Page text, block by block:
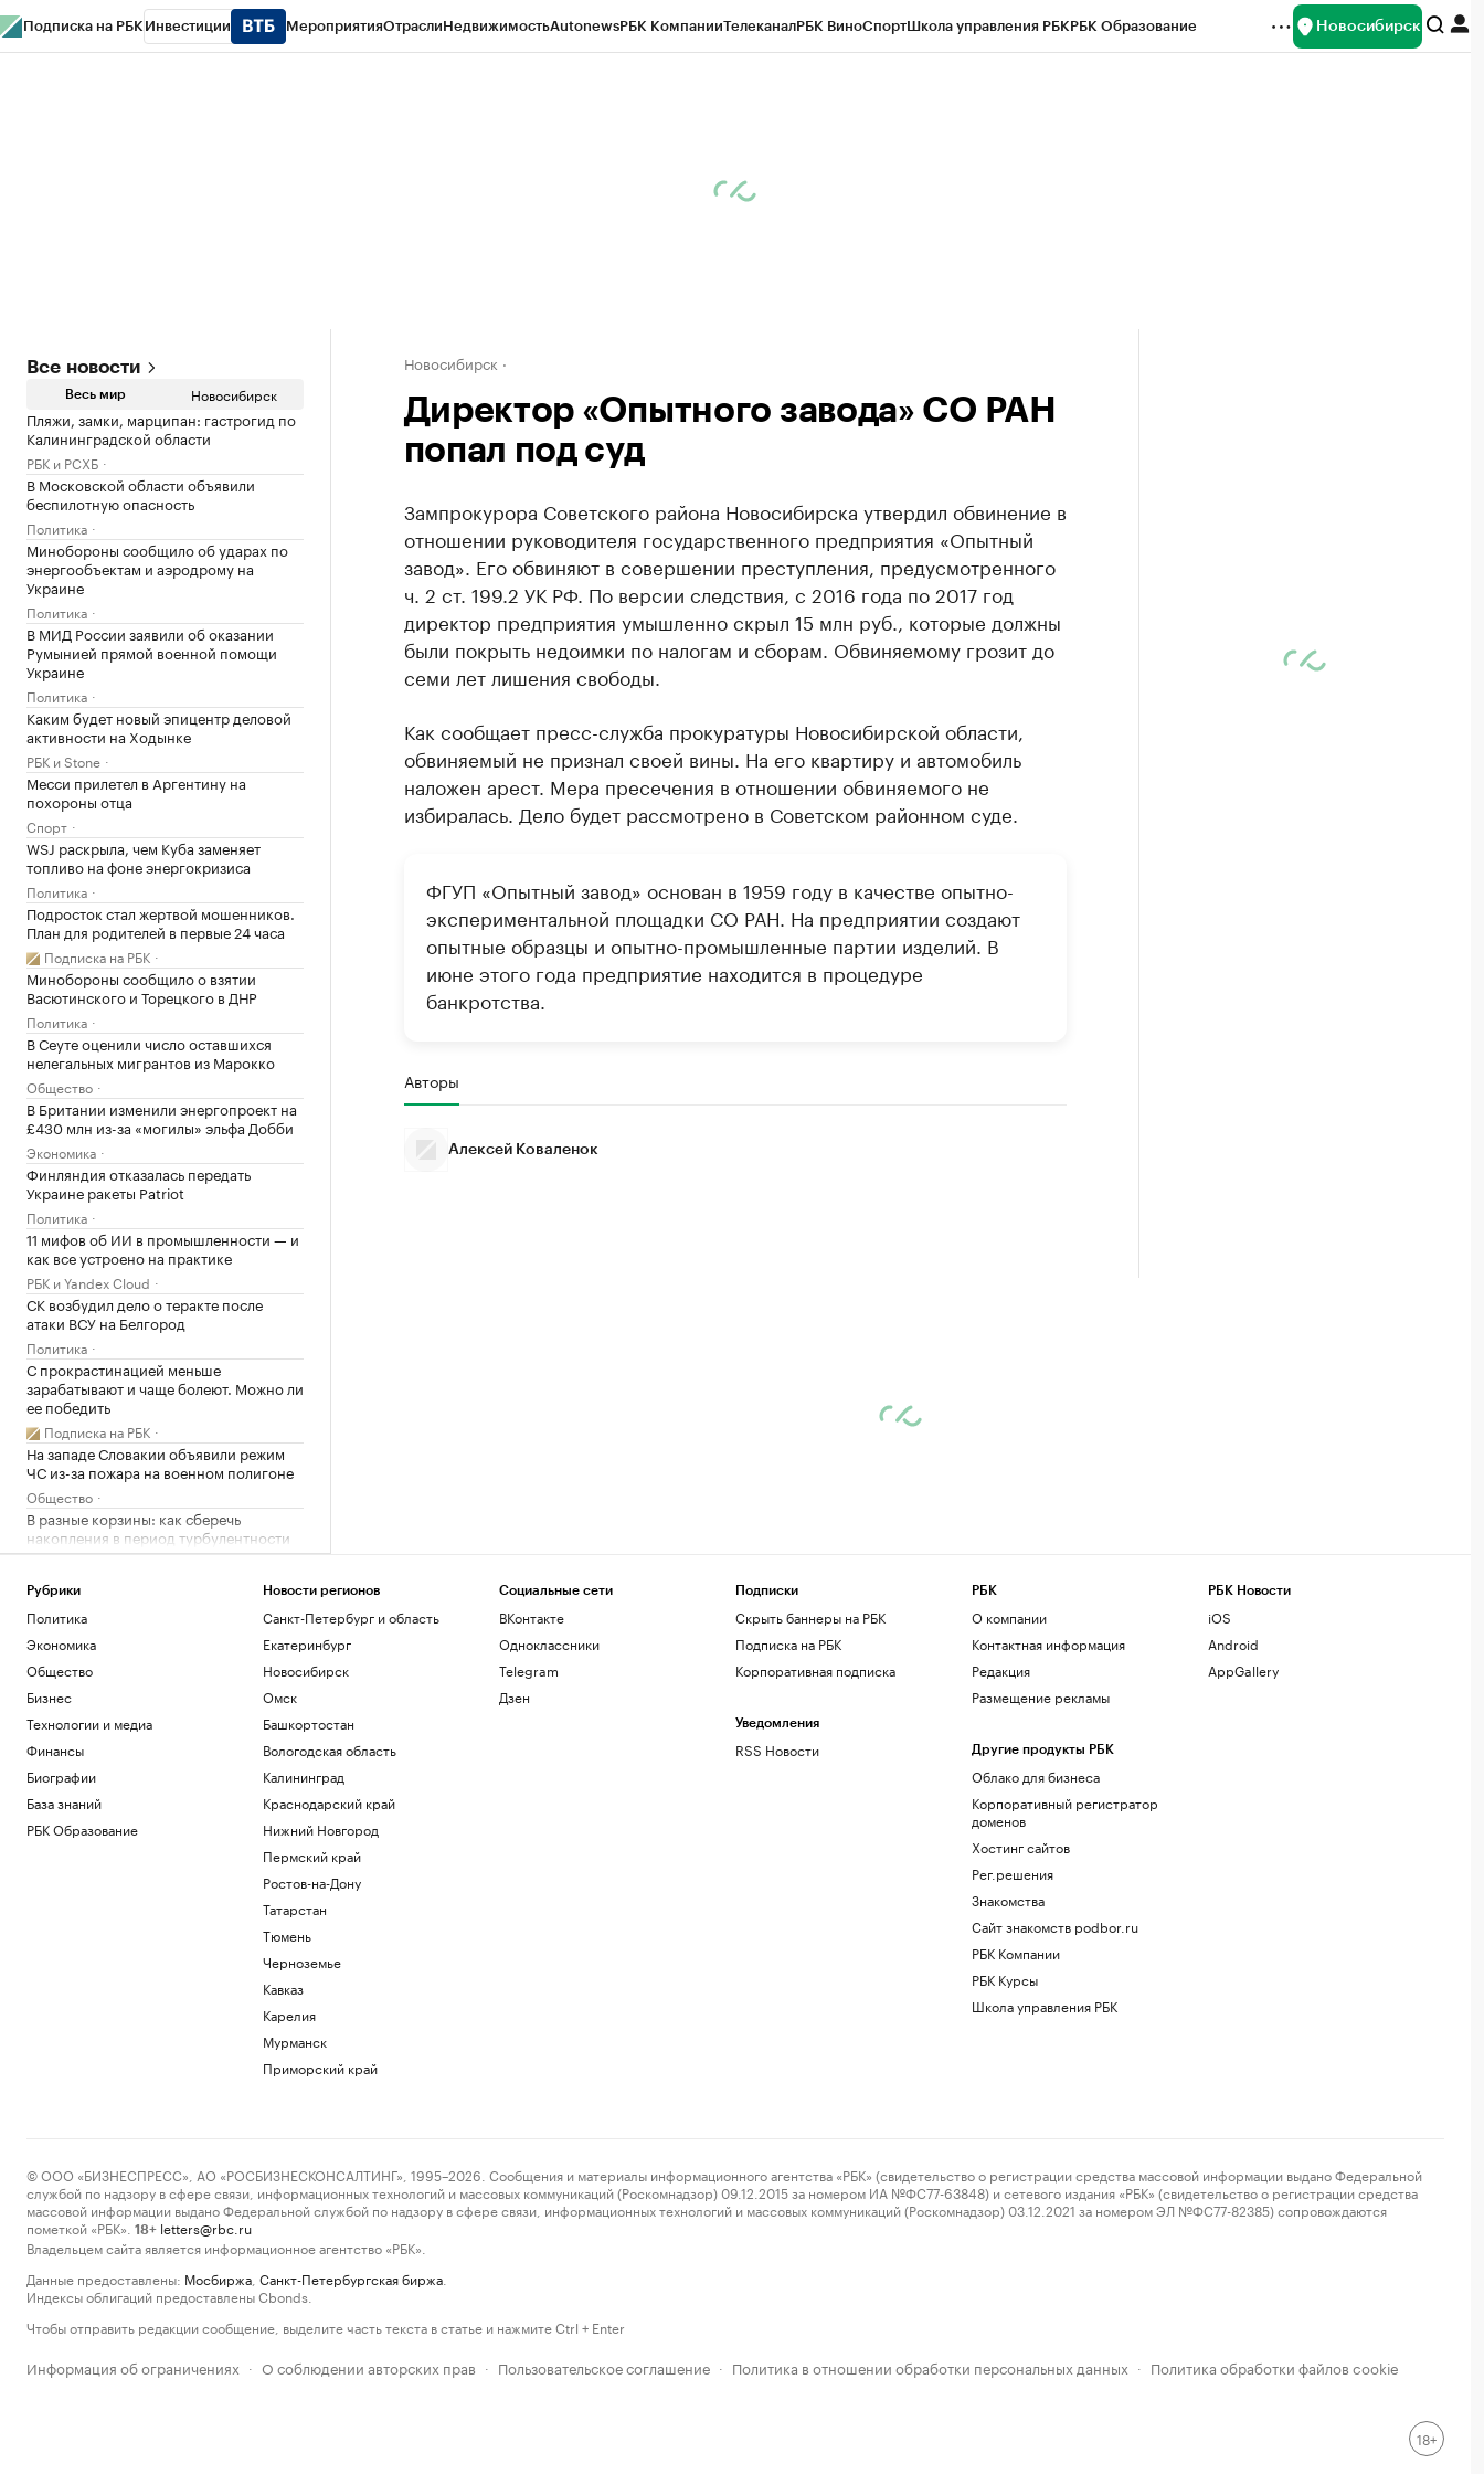
Подписка на РБК Инвестиции МероприятияОтраслиНедвижимостьAutonewsРБК КомпанииТелеканалРБК ВиноСпортШкола управления РБКРБК Образование Новосибирск
Все новости
Весь мир Новосибирск
Пляжи, замки, марципан: гастрогид по
Калининградской области
РБК и РСХБ
В Московской области объявили
беспилотную опасность
Политика
Минобороны сообщило об ударах по
энергообъектам и аэродрому на
Украине
Политика
В МИД России заявили об оказании
Румынией прямой военной помощи
Украине
Политика
Каким будет новый эпицентр деловой
активности на Ходынке
РБК и Stone
Месси прилетел в Аргентину на
похороны отца
Спорт
WSJ раскрыла, чем Куба заменяет
топливо на фоне энергокризиса
Политика
Подросток стал жертвой мошенников.
План для родителей в первые 24 часа
Подписка на РБК
Минобороны сообщило о взятии
Васютинского и Торецкого в ДНР
Политика
В Сеуте оценили число оставшихся
нелегальных мигрантов из Марокко
Общество
В Британии изменили энергопроект на
£430 млн из-за «могилы» эльфа Добби
Экономика
Финляндия отказалась передать
Украине ракеты Patriot
Политика
11 мифов об ИИ в промышленности — и
как все устроено на практике
РБК и Yandex Cloud
СК возбудил дело о теракте после
атаки ВСУ на Белгород
Политика
С прокрастинацией меньше
зарабатывают и чаще болеют. Можно ли
ее победить
Подписка на РБК
На западе Словакии объявили режим
ЧС из-за пожара на военном полигоне
Общество
В разные корзины: как сберечь
накопления в период турбулентности
РБК и Сбер
В Белгороде повреждены около 30
многоэтажек после ночной атаки
дронов
Политика
Как за 6 недель настроить свой мозг на
жизнь мечты — идеи нейрохирурга
Подписка на РБК
Рейс S7 Хабаровск — Новосибирск
утром экстренно сел в Братске
Новосибирск
Новосибирск
Директор «Опытного завода» СО РАН
попал под суд
Зампрокурора Советского района Новосибирска утвердил обвинение в
отношении руководителя государственного предприятия «Опытный
завод». Его обвиняют в совершении преступления, предусмотренного
ч. 2 ст. 199.2 УК РФ. По версии следствия, с 2016 года по 2017 год
директор предприятия умышленно скрыл 15 млн руб., которые должны
были покрыть недоимки по налогам и сборам. Обвиняемому грозит до
семи лет лишения свободы.
Как сообщает пресс-служба прокуратуры Новосибирской области,
обвиняемый не признал своей вины. На его квартиру и автомобиль
наложен арест. Мера пресечения в отношении обвиняемого не
избиралась. Дело будет рассмотрено в Советском районном суде.
ФГУП «Опытный завод» основан в 1959 году в качестве опытно-
экспериментальной площадки СО РАН. На предприятии создают
опытные образцы и опытно-промышленные партии изделий. В
июне этого года предприятие находится в процедуре
банкротства.
Авторы
Алексей Коваленок
Рубрики
Политика
Экономика
Общество
Бизнес
Технологии и медиа
Финансы
Биографии
База знаний
РБК Образование
Новости регионов
Санкт-Петербург и область
Екатеринбург
Новосибирск
Омск
Башкортостан
Вологодская область
Калининград
Краснодарский край
Нижний Новгород
Пермский край
Ростов-на-Дону
Татарстан
Тюмень
Черноземье
Кавказ
Карелия
Мурманск
Приморский край
Социальные сети
ВКонтакте
Одноклассники
Telegram
Дзен
Подписки
Скрыть баннеры на РБК
Подписка на РБК
Корпоративная подписка
Уведомления
RSS Новости
РБК
О компании
Контактная информация
Редакция
Размещение рекламы
Другие продукты РБК
Облако для бизнеса
Корпоративный регистратор
доменов
Хостинг сайтов
Рег.решения
Знакомства
Сайт знакомств podbor.ru
РБК Компании
РБК Курсы
Школа управления РБК
РБК Новости
iOS
Android
AppGallery
© ООО «БИЗНЕСПРЕСС», АО «РОСБИЗНЕСКОНСАЛТИНГ», 1995–2026. Сообщения и материалы информационного агентства «РБК» (свидетельство о регистрации средства массовой информации выдано Федеральной
службой по надзору в сфере связи, информационных технологий и массовых коммуникаций (Роскомнадзор) 09.12.2015 за номером ИА №ФС77-63848) и сетевого издания «РБК» (свидетельство о регистрации средства
массовой информации выдано Федеральной службой по надзору в сфере связи, информационных технологий и массовых коммуникаций (Роскомнадзор) 03.12.2021 за номером ЭЛ №ФС77-82385) сопровождаются
пометкой «РБК».
18+ letters@rbc.ru
Владельцем сайта является информационное агентство «РБК».
Данные предоставлены: Мосбиржа Санкт-Петербургская биржа
Индексы облигаций предоставлены Cbonds.
Чтобы отправить редакции сообщение, выделите часть текста в статье и нажмите Ctrl + Enter
Информация об ограничениях · О соблюдении авторских прав · Пользовательское соглашение · Политика в отношении обработки персональных данных · Политика обработки файлов cookie
18+